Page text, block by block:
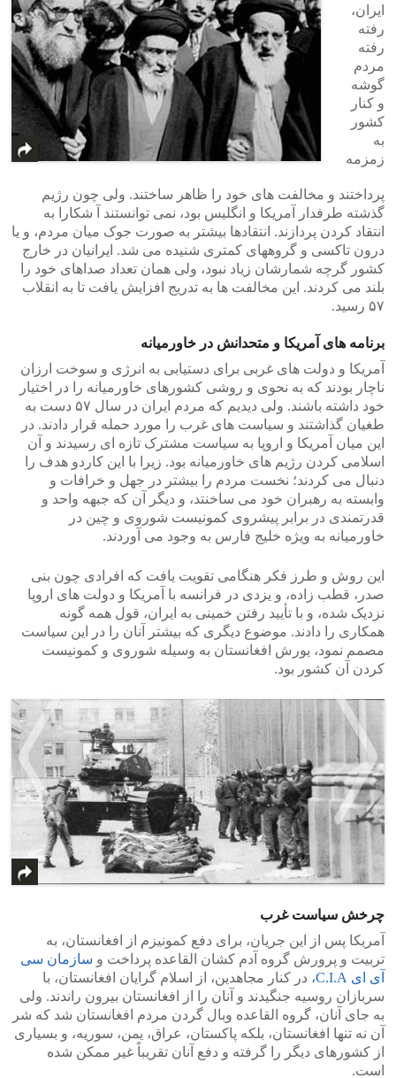
ایران،
رفته
رفته
مردم
گوشه
و کنار
کشور
به
زمزمه
پرداختند و مخالفت های خود را ظاهر ساختند. ولی چون رژیم
گذشته طرفدار آمریکا و انگلیس بود، نمی توانستند آ شکارا به
انتقاد کردن پردازند. انتقادها بیشتر به صورت جوک میان مردم، و یا
درون تاکسی و گروههای کمتری شنیده می شد. ایرانیان در خارج
کشور گرچه شمارشان زیاد نبود، ولی همان تعداد صداهای خود را
بلند می کردند. این مخالفت ها به تدریج افزایش یافت تا به انقلاب
۵۷ رسید.
برنامه های آمریکا و متحدانش در خاورمیانه
آمریکا و دولت های غربی برای دستیابی به انرژی و سوخت ارزان
ناچار بودند که به نحوی و روشی کشورهای خاورمیانه را در اختیار
خود داشته باشند. ولی دیدیم که مردم ایران در سال ۵۷ دست به
طغیان گذاشتند و سیاست های غرب را مورد حمله قرار دادند. در
این میان آمریکا و اروپا به سیاست مشترک تازه ای رسیدند و آن
اسلامی کردن رژیم های خاورمیانه بود. زیرا با این کاردو هدف را
دنبال می کردند؛ نخست مردم را بیشتر در جهل و خرافات و
وابسته به رهبران خود می ساخنتد، و دیگر آن که جبهه واحد و
قدرتمندی در برابر پیشروی کمونیست شوروی و چین در
خاورمیانه به ویژه خلیج فارس به وجود می آوردند.
این روش و طرز فکر هنگامی تقویت یافت که افرادی چون بنی
صدر، قطب زاده، و یزدی در فرانسه با آمریکا و دولت های اروپا
نزدیک شده، و با تأیید رفتن خمینی به ایران، قول همه گونه
همکاری را دادند. موضوع دیگری که بیشتر آنان را در این سیاست
مصمم نمود، یورش افغانستان به وسیله شوروی و کمونیست
کردن آن کشور بود.
چرخش سیاست غرب
آمریکا پس از این جریان، برای دفع کمونیزم از افغانستان، به
تربیت و پرورش گروه آدم کشان القاعده پرداخت و سازمان سی
آی ای C‪.‬I‪.‬A،
در کنار مجاهدین، از اسلام گرایان افغانستان، با
سربازان روسیه جنگیدند و آنان را از افغانستان بیرون راندند. ولی
به جای آنان، گروه القاعده وبال گردن مردم افغانستان شد که شر
آن نه تنها افغانستان، بلکه پاکستان، عراق، یمن، سوریه، و بسیاری
از کشورهای دیگر را گرفته و دفع آنان تقریباً غیر ممکن شده
است.
>